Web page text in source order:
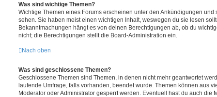
Was sind wichtige Themen?
Wichtige Themen eines Forums erscheinen unter den Ankündigungen und
sehen. Sie haben meist einen wichtigen Inhalt, weswegen du sie lesen
Bekanntmachungen hängt es von deinen Berechtigungen ab, ob du
nicht; die Berechtigungen stellt die Board-Administration ein.
Nach oben
Was sind geschlossene Themen?
Geschlossene Themen sind Themen, in denen nicht mehr geantwortet
laufende Umfrage, falls vorhanden, beendet wurde. Themen können aus
Moderator oder Administrator gesperrt werden. Eventuell hast du auch die